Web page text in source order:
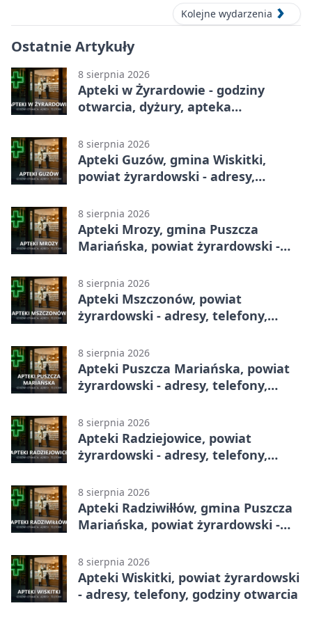
Kolejne wydarzenia
Ostatnie Artykuły
8 sierpnia 2026
Apteki w Żyrardowie - godziny
otwarcia, dyżury, apteka
8 sierpnia 2026
Apteki Guzów, gmina Wiskitki,
powiat żyrardowski - adresy,
8 sierpnia 2026
Apteki Mrozy, gmina Puszcza
Mariańska, powiat żyrardowski -
8 sierpnia 2026
Apteki Mszczonów, powiat
żyrardowski - adresy, telefony,
8 sierpnia 2026
Apteki Puszcza Mariańska, powiat
żyrardowski - adresy, telefony,
8 sierpnia 2026
Apteki Radziejowice, powiat
żyrardowski - adresy, telefony,
8 sierpnia 2026
Apteki Radziwiłłów, gmina Puszcza
Mariańska, powiat żyrardowski -
8 sierpnia 2026
Apteki Wiskitki, powiat żyrardowski
- adresy, telefony, godziny otwarcia